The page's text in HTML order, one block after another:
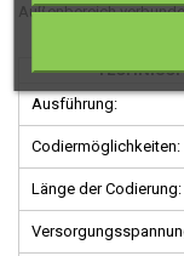
Außenbereich
Ausführung:
Codiermöglichkeiten:
Länge der Codierung: